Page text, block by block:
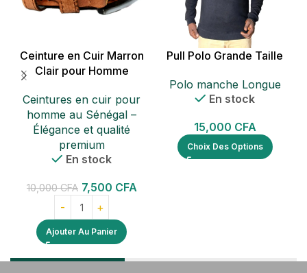
Ceinture en Cuir Marron
Clair pour Homme
Ceintures en cuir pour
homme au Sénégal –
Élégance et qualité
premium
En stock
10,000CFA 7,500 CFA
Ajouter Au Panier
Pull Polo Grande Taille
Polo manche Longue
En stock
15,000 CFA
Choix Des Options